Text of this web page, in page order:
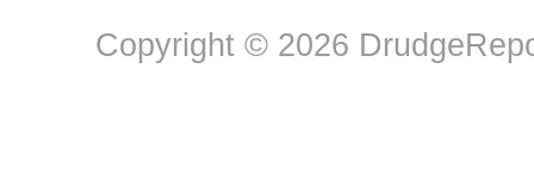
Copyright © 2026